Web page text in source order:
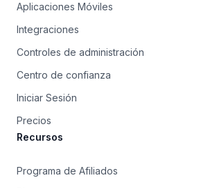
Aplicaciones Móviles
Integraciones
Controles de administración
Centro de confianza
Iniciar Sesión
Precios
Recursos
Programa de Afiliados